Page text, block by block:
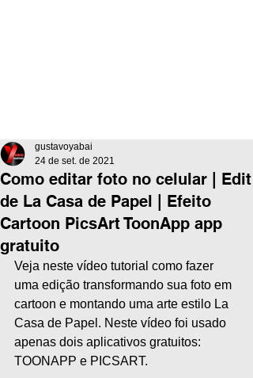
Como editar foto no celular | Edit
de La Casa de Papel | Efeito
Cartoon PicsArt ToonApp app
gratuito
gustavoyabai
24 de set. de 2021
Veja neste vídeo tutorial como fazer
uma edição transformando sua foto em
cartoon e montando uma arte estilo La
Casa de Papel. Neste vídeo foi usado
apenas dois aplicativos gratuitos:
TOONAPP e PICSART.